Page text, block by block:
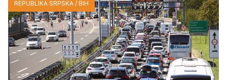
REPUBLIKA SRPSKA / BIH